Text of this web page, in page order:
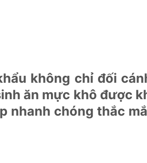
không chỉ đối
ăn mực khô được
nhanh chóng thắc